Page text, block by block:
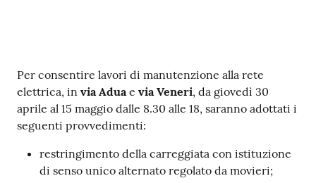
v
e
n
t
Contenuto
Per consentire lavori di manutenzione alla rete
elettrica, in via Aduae via Veneri, da giovedì 30
aprile al 15 maggio dalle 8.30 alle 18, saranno adottati i
seguenti provvedimenti:
restringimento della carreggiata con istituzione
di senso unico alternato regolato da movieri;